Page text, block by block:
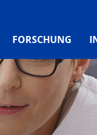
(CURRENT)
FORSCHUNG